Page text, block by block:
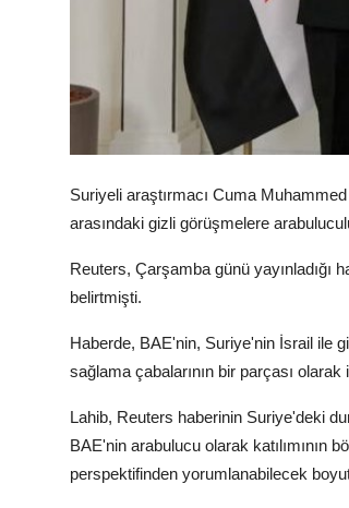
Suriyeli araştırmacı Cuma
arasındaki gizli görüşmelere
Reuters, Çarşamba günü yayınladığı
belirtmişti.
Haberde, BAE'nin, Suriye'nin İsrail ile
sağlama çabalarının bir parçası
Lahib, Reuters haberinin Suriye'deki
BAE'nin arabulucu olarak katılımının
perspektifinden yorumlanabilecek